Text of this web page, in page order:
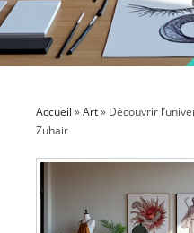
Accueil »Art» Découvrir
Zuhair